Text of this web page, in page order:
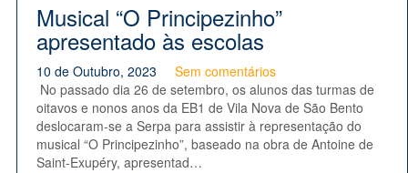
Musical “O Principezinho”
apresentado às escolas
10 de Outubro, 2023
Sem comentários
No passado dia 26 de setembro, os alunos das turmas de
oitavos e nonos anos da EB1 de Vila Nova de São Bento
deslocaram-se a Serpa para assistir à representação do
musical “O Principezinho”, baseado na obra de Antoine de
Saint-Exupéry, apresentad…